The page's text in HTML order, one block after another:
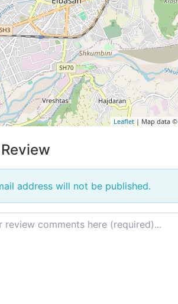
Leaflet| Map data ©
address will not be published.